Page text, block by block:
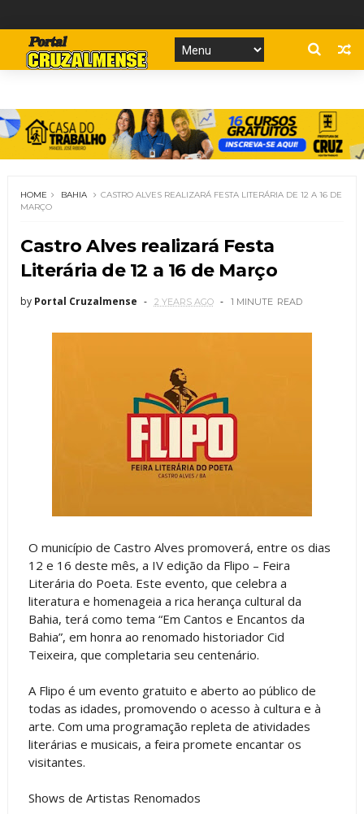
HOME BAHIA
CASTRO ALVES REALIZARÁ FESTA LITERÁRIA DE 12 A 16 DE
MARÇO
Castro Alves realizará Festa
Literária de 12 a 16 de Março
by Portal Cruzalmense 2 YEARS AGO 1 MINUTE READ
O município de Castro Alves promoverá, entre os dias
12 e 16 deste mês, a IV edição da Flipo – Feira
Literária do Poeta. Este evento, que celebra a
literatura e homenageia a rica herança cultural da
Bahia, terá como tema “Em Cantos e Encantos da
Bahia”, em honra ao renomado historiador Cid
Teixeira, que completaria seu centenário.
A Flipo é um evento gratuito e aberto ao público de
todas as idades, promovendo o acesso à cultura e à
arte. Com uma programação repleta de atividades
literárias e musicais, a feira promete encantar os
visitantes.
Shows de Artistas Renomados